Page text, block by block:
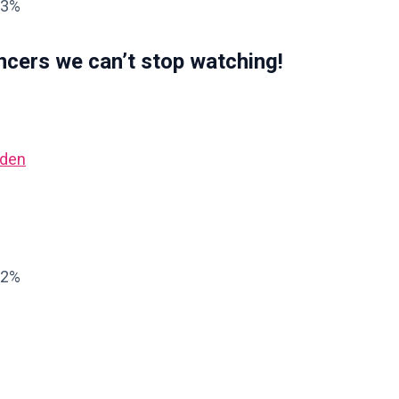
we can’t stop watching!